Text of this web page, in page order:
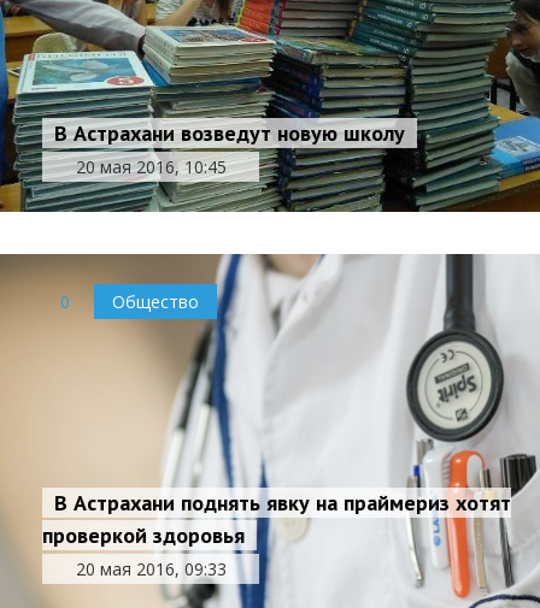
В Астрахани возведут новую школу
20 мая 2016, 10:45
0 Общество
В Астрахани поднять явку на праймериз хотят
проверкой здоровья
20 мая 2016, 09:33